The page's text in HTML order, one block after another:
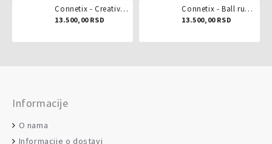
Connetix - Creative pack 102 dela
13.500,00 RSD
Connetix - Ball run pastel 106 delova
13.500,00 RSD
Informacije
O nama
Informacije o dostavi